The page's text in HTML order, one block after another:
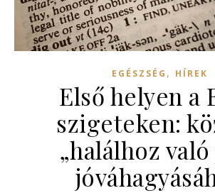
EGÉSZSÉG , HÍREK
Első helyen a
szigeteken:
„halálhoz